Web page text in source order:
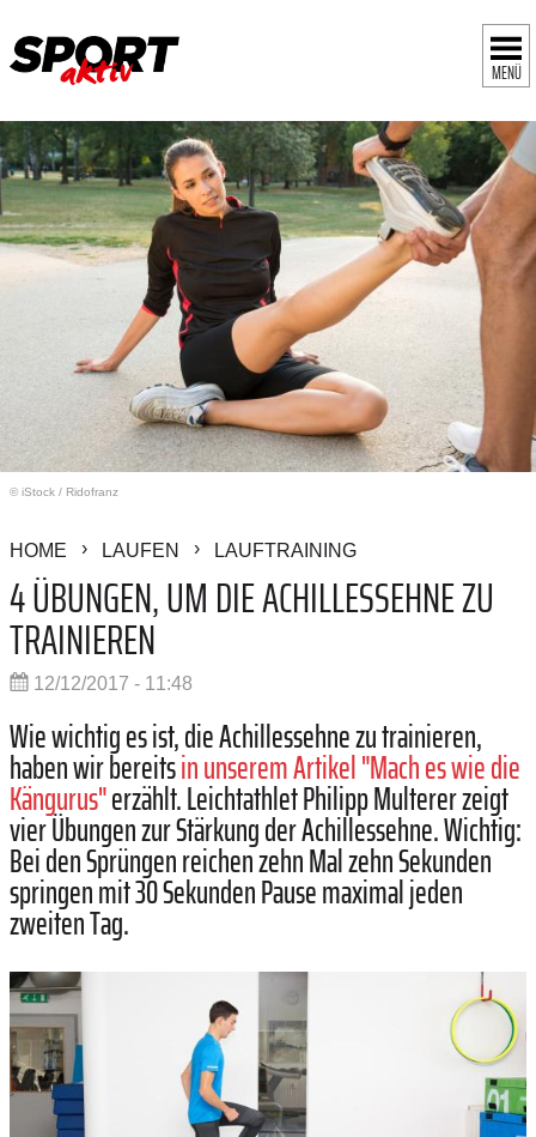
MENÜ
© iStock / Ridofranz
HOME LAUFEN LAUFTRAINING
4 ÜBUNGEN, UM DIE ACHILLESSEHNE ZU
TRAINIEREN
12/12/2017 - 11:48
Wie wichtig es ist, die Achillessehne zu trainieren,
haben wir bereitsin unserem Artikel "Mach es wie die
Kängurus"erzählt. Leichtathlet Philipp ­Multerer zeigt
vier Übungen zur Stärkung der Achillessehne. Wichtig:
Bei den Sprüngen reichen zehn Mal zehn Sekunden
springen mit 30 Sekunden Pause maximal jeden
zweiten Tag.